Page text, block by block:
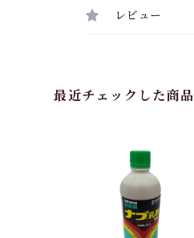
レビュー
最近チェックした商品